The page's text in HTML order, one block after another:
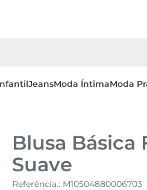
JeansModa ÍntimaModa
Blusa
Suave
Referência.: M10504880006703